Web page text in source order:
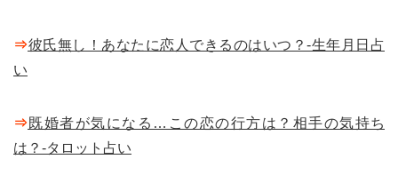
⇒彼氏無し！あなたに恋人できるのはいつ？-生年月日占
い
⇒既婚者が気になる…この恋の行方は？相手の気持ち
は？-タロット占い